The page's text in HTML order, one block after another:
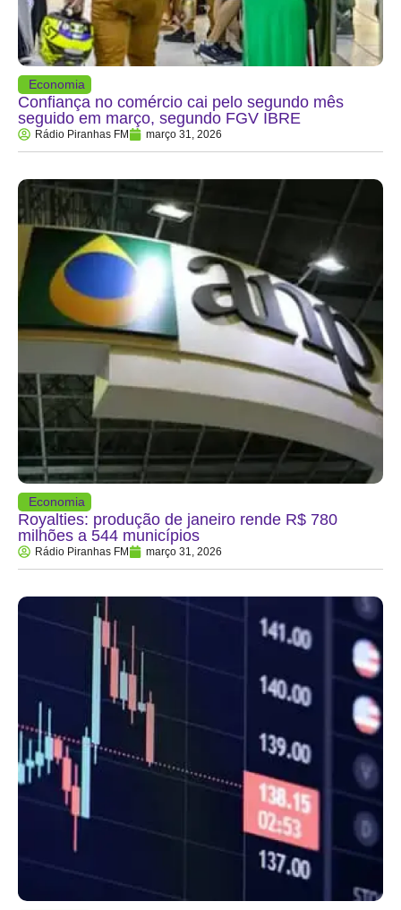
Economia
Confiança no comércio cai pelo segundo mês
seguido em março, segundo FGV IBRE
Rádio Piranhas FM março 31, 2026
Economia
Royalties: produção de janeiro rende R$ 780
milhões a 544 municípios
Rádio Piranhas FM março 31, 2026